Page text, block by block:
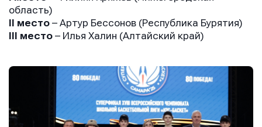
область)
II место – Артур Бессонов (Республика Бурятия)
III место – Илья Халин (Алтайский край)